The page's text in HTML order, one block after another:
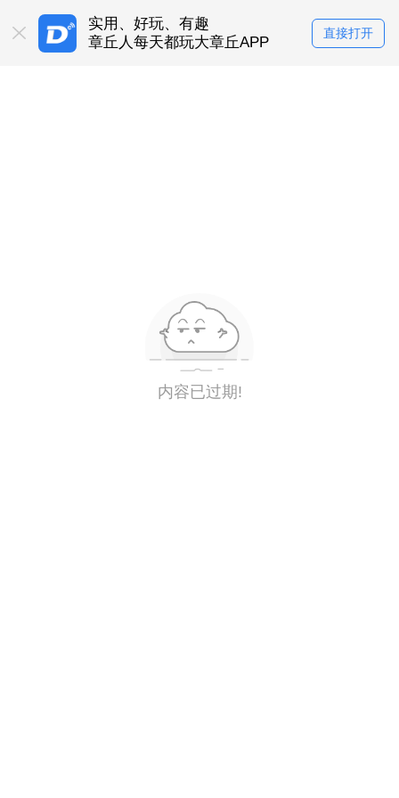
实用、好玩、有趣
章丘人每天都玩大章丘APP
直接打开
内容已过期!